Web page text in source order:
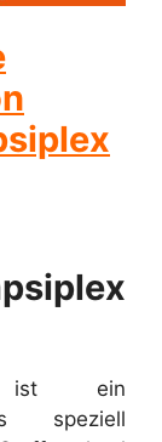
ist ein
speziell